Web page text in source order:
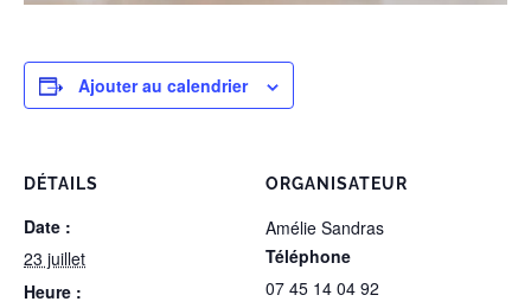
Ajouter au calendrier
DÉTAILS
Date :
23 juillet
Heure :
ORGANISATEUR
Amélie Sandras
Téléphone
07 45 14 04 92